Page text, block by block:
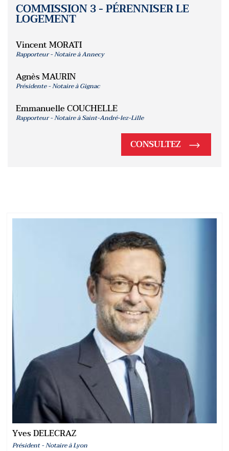
COMMISSION 3 - PÉRENNISER LE
LOGEMENT
Vincent MORATI
Rapporteur - Notaire à Annecy
Agnès MAURIN
Présidente - Notaire à Gignac
Emmanuelle COUCHELLE
Rapporteur - Notaire à Saint-André-lez-Lille
CONSULTEZ
Yves DELECRAZ
Président - Notaire à Lyon